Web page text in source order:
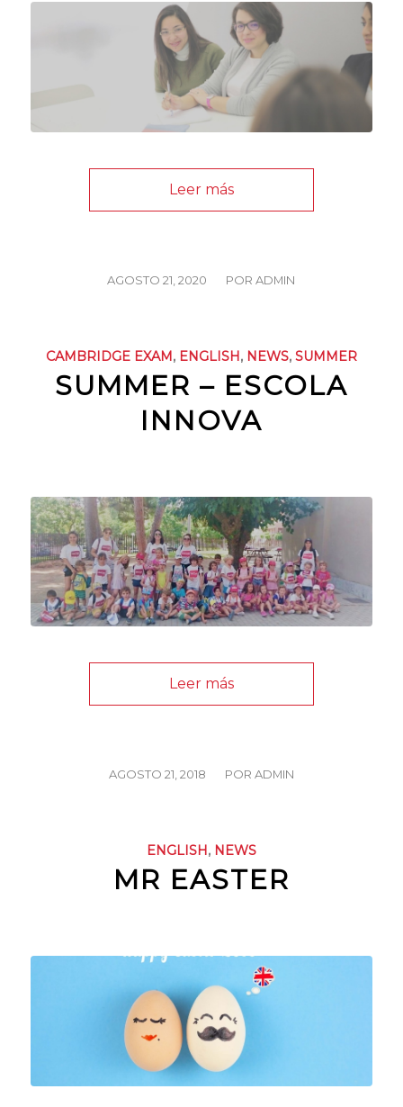
Leer más
AGOSTO 21, 2020
/ PORADMIN
CAMBRIDGE EXAM, ENGLISH, NEWS, SUMMER
SUMMER – ESCOLA
INNOVA
Leer más
AGOSTO 21, 2018
/ POR ADMIN
ENGLISH, NEWS
MR EASTER